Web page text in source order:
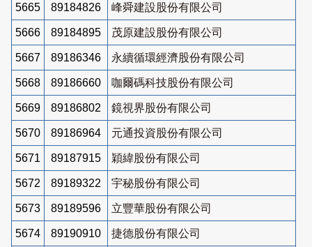
5665 89184826 峰舜建設股份有限公司
5666 89184895 茂原建設股份有限公司
5667 89186346 永續循環經濟股份有限公司
5668 89186660 咖爾碼科技股份有限公司
5669 89186802 鏡視界股份有限公司
5670 89186964 元通投資股份有限公司
5671 89187915 穎緯股份有限公司
5672 89189322 宇秘股份有限公司
5673 89189596 立豐華股份有限公司
5674 89190910 捷德股份有限公司